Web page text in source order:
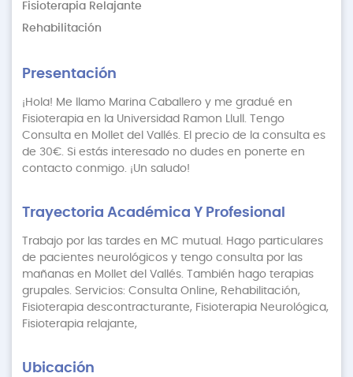
Fisioterapia Relajante
Rehabilitación
Presentación
¡Hola! Me llamo Marina Caballero y me gradué en
Fisioterapia en la Universidad Ramon Llull. Tengo
Consulta en Mollet del Vallés. El precio de la consulta es
de 30€. Si estás interesado no dudes en ponerte en
contacto conmigo. ¡Un saludo!
Trayectoria Académica Y Profesional
Trabajo por las tardes en MC mutual. Hago particulares
de pacientes neurológicos y tengo consulta por las
mañanas en Mollet del Vallés. También hago terapias
grupales. Servicios: Consulta Online, Rehabilitación,
Fisioterapia descontracturante, Fisioterapia Neurológica,
Fisioterapia relajante,
Ubicación